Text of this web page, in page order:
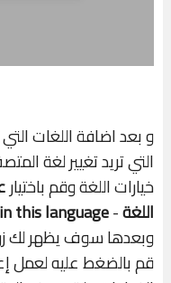
و بعد اضافة اللغات
التي تريد تغيير لغة
خيارات اللغة وقم باختيار
اللغة-
this language
وبعدها سوف يظهر لك
قم بالضغط عليه لعمل